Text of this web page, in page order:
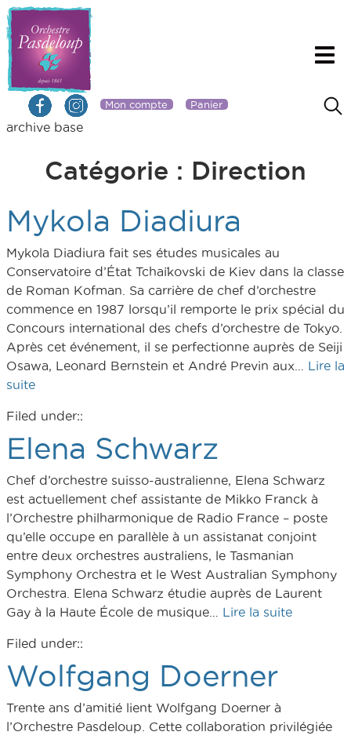
Mon compte Panier
archive base
Catégorie : Direction
Mykola Diadiura
Mykola Diadiura fait ses études musicales au
Conservatoire d’État Tchaïkovski de Kiev dans la classe
de Roman Kofman. Sa carrière de chef d’orchestre
commence en 1987 lorsqu’il remporte le prix spécial du
Concours international des chefs d’orchestre de Tokyo.
Après cet événement, il se perfectionne auprès de Seiji
Osawa, Leonard Bernstein et André Previn aux… Lire la
suite
Filed under::
Elena Schwarz
Chef d’orchestre suisso-australienne, Elena Schwarz
est actuellement chef assistante de Mikko Franck à
l’Orchestre philharmonique de Radio France – poste
qu’elle occupe en parallèle à un assistanat conjoint
entre deux orchestres australiens, le Tasmanian
Symphony Orchestra et le West Australian Symphony
Orchestra. Elena Schwarz étudie auprès de Laurent
Gay à la Haute École de musique… Lire la suite
Filed under::
Wolfgang Doerner
Trente ans d’amitié lient Wolfgang Doerner à
l’Orchestre Pasdeloup. Cette collaboration privilégiée